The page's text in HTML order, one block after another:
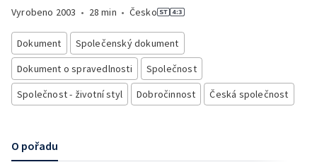
Vyrobeno 2003 • 28 min • Česko
Dokument
Společenský dokument
Dokument o spravedlnosti
Společnost
Společnost - životní styl
Dobročinnost Česká společnost
O pořadu